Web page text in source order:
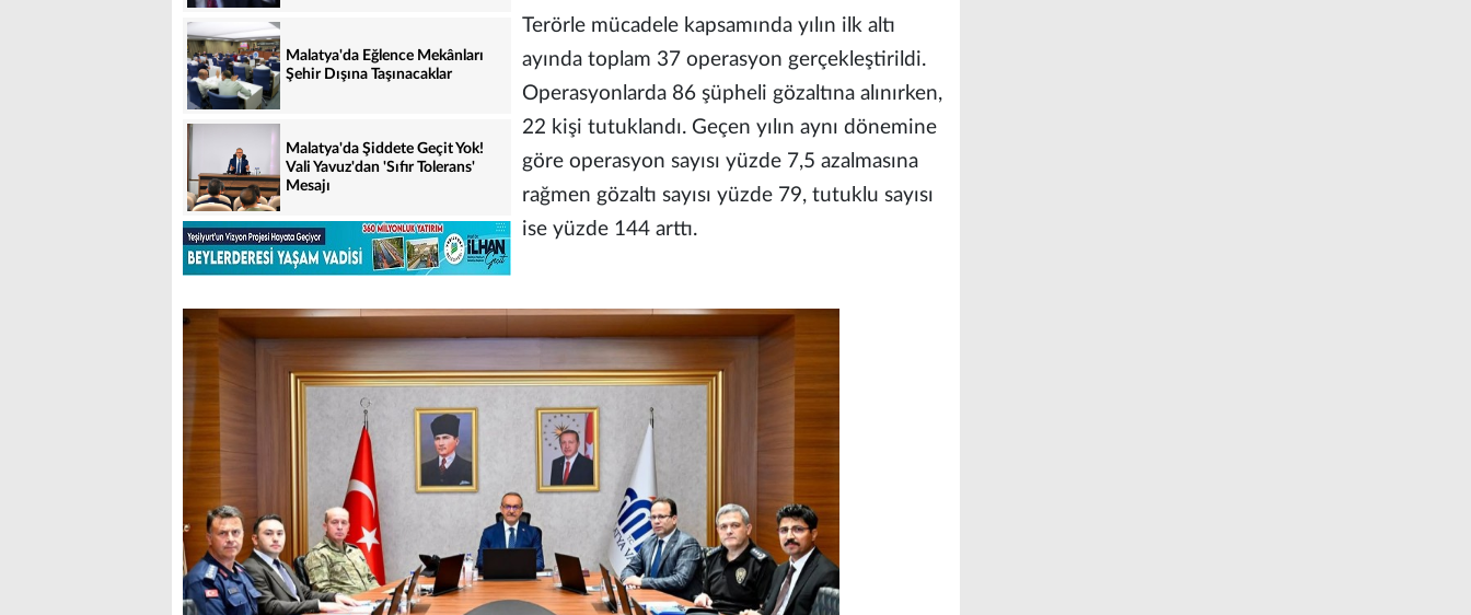
Malatya'da Eğlence Mekânları
Şehir Dışına Taşınacaklar
Malatya'da Şiddete Geçit Yok!
Vali Yavuz'dan 'Sıfır Tolerans'
Mesajı
Terörle mücadele kapsamında yılın ilk altı
ayında toplam 37 operasyon gerçekleştirildi.
Operasyonlarda 86 şüpheli gözaltına alınırken,
22 kişi tutuklandı. Geçen yılın aynı dönemine
göre operasyon sayısı yüzde 7,5 azalmasına
rağmen gözaltı sayısı yüzde 79, tutuklu sayısı
ise yüzde 144 arttı.